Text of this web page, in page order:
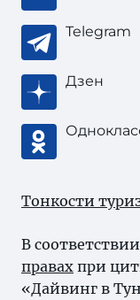
Telegram
Дзен
Тонкости
В
правах при
«Дайвинг в